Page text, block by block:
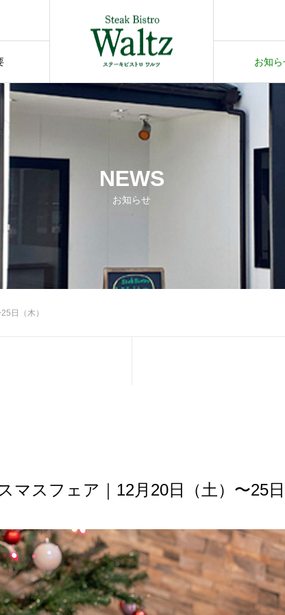
お知ら
NEWS
お知らせ
日（木）
マスフェア｜12月20日（土）〜25